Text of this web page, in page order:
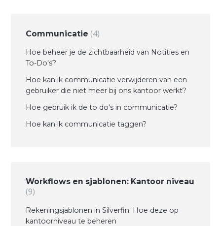
Communicatie 4
Hoe beheer je de zichtbaarheid van Notities en
To-Do's?
Hoe kan ik communicatie verwijderen van een
gebruiker die niet meer bij ons kantoor werkt?
Hoe gebruik ik de to do's in communicatie?
Hoe kan ik communicatie taggen?
Workflows en sjablonen: Kantoor niveau
9
Rekeningsjablonen in Silverfin. Hoe deze op
kantoorniveau te beheren